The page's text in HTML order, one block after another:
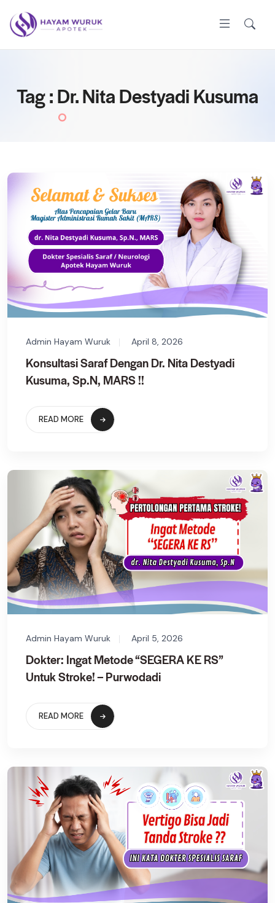
Tag : Dr. Nita Destyadi Kusuma
Admin Hayam Wuruk April 8, 2026
Konsultasi Saraf Dengan Dr. Nita Destyadi
Kusuma, Sp.N, MARS !!
READ MORE
Admin Hayam Wuruk April 5, 2026
Dokter: Ingat Metode “SEGERA KE RS”
Untuk Stroke! – Purwodadi
READ MORE